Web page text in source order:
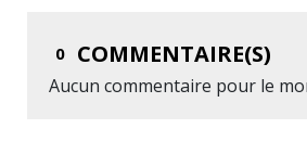
0 COMMENTAIRE(S)
Aucun commentaire pour le